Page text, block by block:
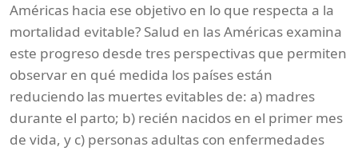
Américas hacia ese objetivo en lo que respecta a la
mortalidad evitable? Salud en las Américas examina
este progreso desde tres perspectivas que permiten
observar en qué medida los países están
reduciendo las muertes evitables de: a) madres
durante el parto; b) recién nacidos en el primer mes
de vida, y c) personas adultas con enfermedades